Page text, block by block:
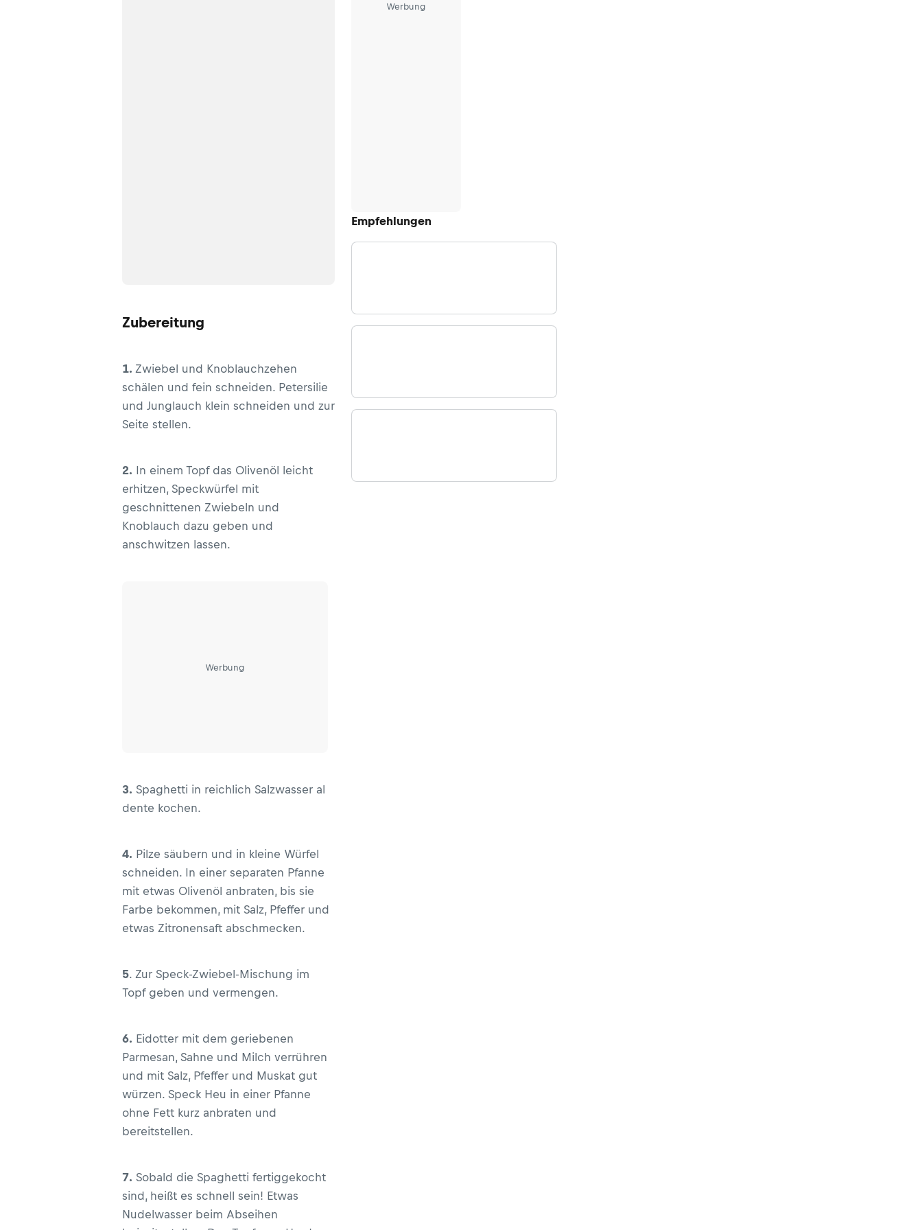
Werbung
Empfehlungen
Zubereitung
1. Zwiebel und Knoblauchzehen
schälen und fein schneiden. Petersilie
und Junglauch klein schneiden und zur
Seite stellen.
2. In einem Topf das Olivenöl leicht
erhitzen, Speckwürfel mit
geschnittenen Zwiebeln und
Knoblauch dazu geben und
anschwitzen lassen.
Werbung
3. Spaghetti in reichlich Salzwasser al
dente kochen.
4. Pilze säubern und in kleine Würfel
schneiden. In einer separaten Pfanne
mit etwas Olivenöl anbraten, bis sie
Farbe bekommen, mit Salz, Pfeffer und
etwas Zitronensaft abschmecken.
5. Zur Speck-Zwiebel-Mischung im
Topf geben und vermengen.
6. Eidotter mit dem geriebenen
Parmesan, Sahne und Milch verrühren
und mit Salz, Pfeffer und Muskat gut
würzen. Speck Heu in einer Pfanne
ohne Fett kurz anbraten und
bereitstellen.
7. Sobald die Spaghetti fertiggekocht
sind, heißt es schnell sein! Etwas
Nudelwasser beim Abseihen